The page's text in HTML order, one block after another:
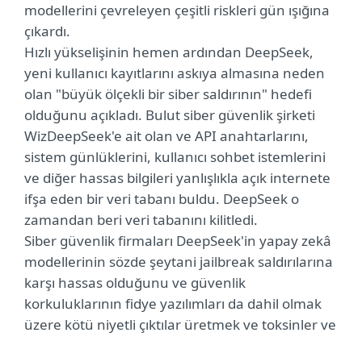
modellerini çevreleyen çeşitli riskleri gün ışığına
çıkardı.
Hızlı yükselişinin hemen ardından DeepSeek,
yeni kullanıcı kayıtlarını askıya almasına neden
olan "büyük ölçekli bir siber saldırının" hedefi
olduğunu açıkladı. Bulut siber güvenlik şirketi
WizDeepSeek'e ait olan ve API anahtarlarını,
sistem günlüklerini, kullanıcı sohbet istemlerini
ve diğer hassas bilgileri yanlışlıkla açık internete
ifşa eden bir veri tabanı buldu. DeepSeek o
zamandan beri veri tabanını kilitledi.
Siber güvenlik firmaları DeepSeek'in yapay zekâ
modellerinin sözde şeytani jailbreak saldırılarına
karşı hassas olduğunu ve güvenlik
korkuluklarının fidye yazılımları da dahil olmak
üzere kötü niyetli çıktılar üretmek ve toksinler ve